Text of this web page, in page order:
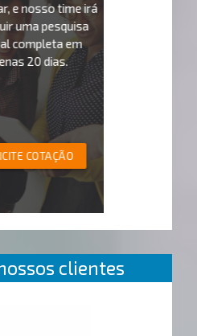
e nosso time irá
uma pesquisa
completa em
20 dias.
COTAÇÃO
clientes